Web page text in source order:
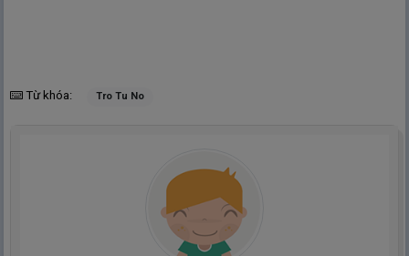
Từ khóa: Tro Tu No